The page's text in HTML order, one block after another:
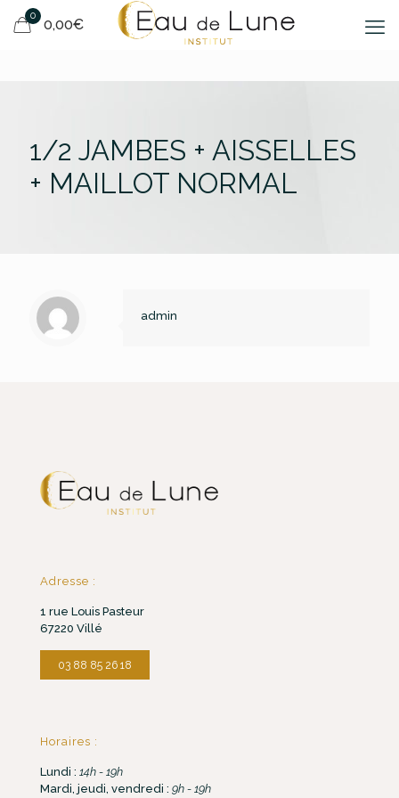
0
0,00€
1/2 JAMBES + AISSELLES
+ MAILLOT NORMAL
admin
Adresse :
1 rue Louis Pasteur
67220 Villé
03 88 85 26 18
Horaires :
Lundi : 14h - 19h
Mardi, jeudi, vendredi : 9h - 19h